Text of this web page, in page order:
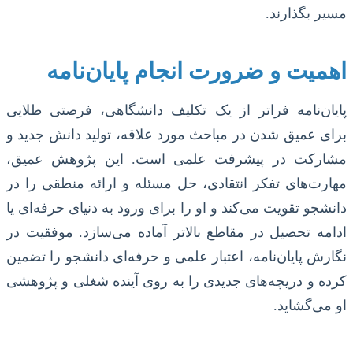
مسیر بگذارند.
اهمیت و ضرورت انجام پایان‌نامه
پایان‌نامه فراتر از یک تکلیف دانشگاهی، فرصتی طلایی
برای عمیق شدن در مباحث مورد علاقه، تولید دانش جدید و
مشارکت در پیشرفت علمی است. این پژوهش عمیق،
مهارت‌های تفکر انتقادی، حل مسئله و ارائه منطقی را در
دانشجو تقویت می‌کند و او را برای ورود به دنیای حرفه‌ای یا
ادامه تحصیل در مقاطع بالاتر آماده می‌سازد. موفقیت در
نگارش پایان‌نامه، اعتبار علمی و حرفه‌ای دانشجو را تضمین
کرده و دریچه‌های جدیدی را به روی آینده شغلی و پژوهشی
او می‌گشاید.